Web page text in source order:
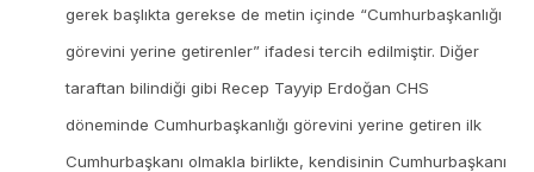
gerek başlıkta gerekse de metin içinde “Cumhurbaşkanlığı
görevini yerine getirenler” ifadesi tercih edilmiştir. Diğer
taraftan bilindiği gibi Recep Tayyip Erdoğan CHS
döneminde Cumhurbaşkanlığı görevini yerine getiren ilk
Cumhurbaşkanı olmakla birlikte, kendisinin Cumhurbaşkanı